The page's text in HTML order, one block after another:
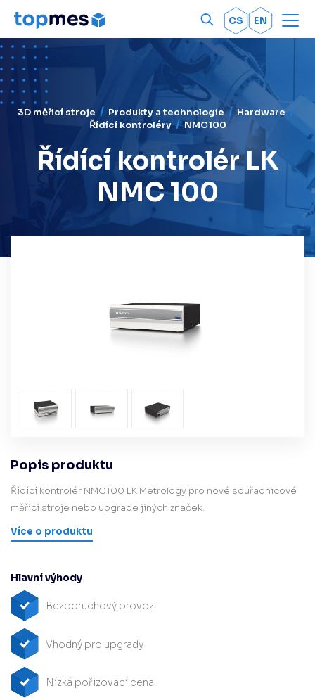
CS EN Menu
3D měřicí stroje Produkty a technologie
Hardware
Řídící kontroléry
NMC100
Řídící kontrolér LK
NMC 100
Popis produktu
Řídící kontrolér NMC100 LK Metrology pro nové souřadnicové
měřicí stroje nebo upgrade jiných značek.
Více o produktu
Hlavní výhody
Bezporuchový provoz
Vhodný pro upgrady
Nízká pořizovací cena